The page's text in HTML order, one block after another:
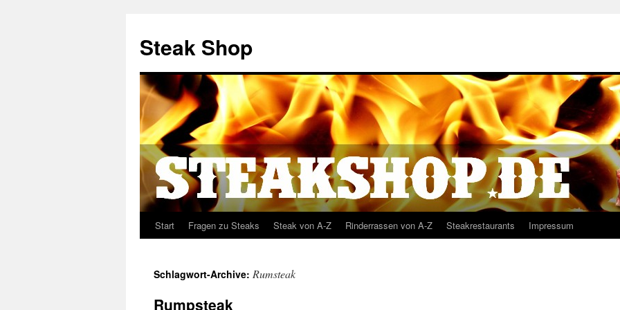
Steak Shop
Springe
Inhalt
Start Fragen zu Steaks Steak von A-Z Rinderrassen von A-Z Steakrestaurants Impressum
Schlagwort-Archive: Rumsteak
Rumpsteak